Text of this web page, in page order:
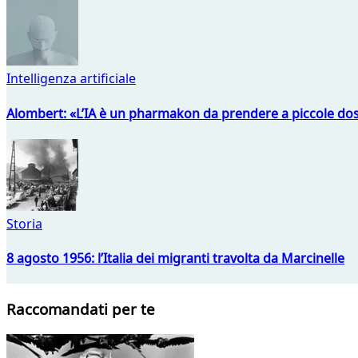
Intelligenza artificiale
Alombert: «L’IA è un pharmakon da prendere a piccole
Storia
8 agosto 1956: l’Italia dei migranti travolta da Marcinelle
Raccomandati per te